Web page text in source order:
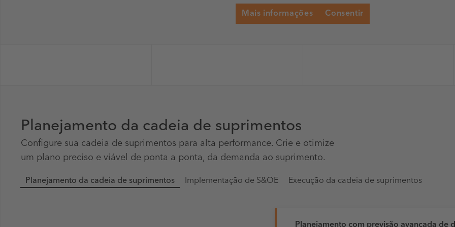
Mais informações Consentir
Planejamento da cadeia de suprimentos
Configure sua cadeia de suprimentos para alta performance. Crie e otimize
um plano preciso e viável de ponta a ponta, da demanda ao suprimento.
Planejamento da cadeia de suprimentos Implementação de S&OE Execução da cadeia de suprimentos
Planejamento com previsão avançada de